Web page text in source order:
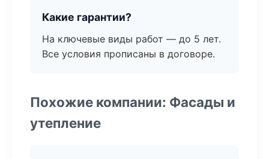
Какие гарантии?
На ключевые виды работ — до 5 лет.
Все условия прописаны в договоре.
Похожие компании: Фасады и
утепление